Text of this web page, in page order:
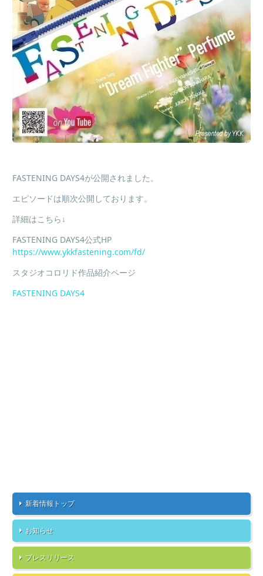
FASTENING DAYS4が公開されました。
エピソードは順次公開しております。
詳細はこちら↓
FASTENING DAYS4公式HP
https://www.ykkfastening.com/fd/
スタジオコロリド作品紹介ページ
FASTENING DAYS4
新着情報トップ
お知らせ
プレスリリース